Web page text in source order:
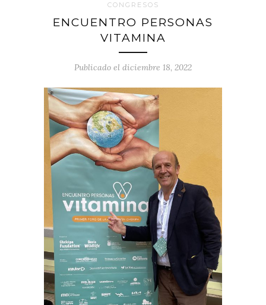
CONGRESOS
ENCUENTRO PERSONAS
VITAMINA
Publicado el diciembre 18, 2022